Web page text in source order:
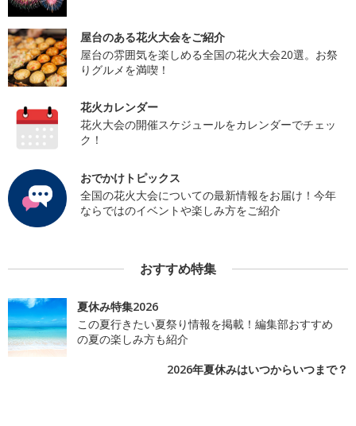
屋台のある花火大会をご紹介
屋台の雰囲気を楽しめる全国の花火大会20選。お祭
りグルメを満喫！
花火カレンダー
花火大会の開催スケジュールをカレンダーでチェッ
ク！
おでかけトピックス
全国の花火大会についての最新情報をお届け！今年
ならではのイベントや楽しみ方をご紹介
おすすめ特集
夏休み特集2026
この夏行きたい夏祭り情報を掲載！編集部おすすめ
の夏の楽しみ方も紹介
2026年夏休みはいつからいつまで？